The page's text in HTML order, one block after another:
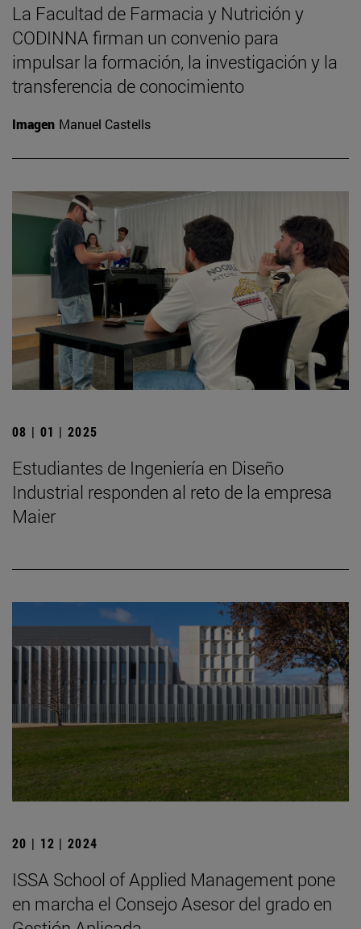
La Facultad de Farmacia y Nutrición y
CODINNA firman un convenio para
impulsar la formación, la investigación y la
transferencia de conocimiento
Imagen Manuel Castells
08 | 01 | 2025
Estudiantes de Ingeniería en Diseño
Industrial responden al reto de la empresa
Maier
20 | 12 | 2024
ISSA School of Applied Management pone
en marcha el Consejo Asesor del grado en